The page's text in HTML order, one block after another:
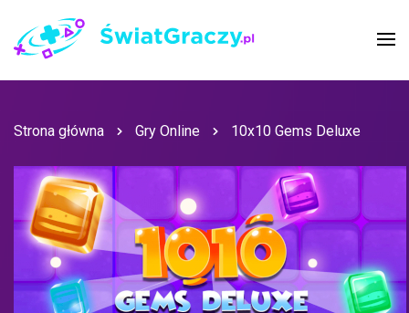
Strona główna Gry Online 10x10 Gems Deluxe